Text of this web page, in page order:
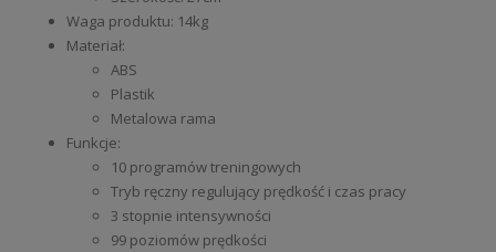
Waga produktu: 14kg
Materiał:
ABS
Plastik
Metalowa rama
Funkcje:
10 programów treningowych
Tryb ręczny regulujący prędkość i czas pracy
3 stopnie intensywności
99 poziomów prędkości